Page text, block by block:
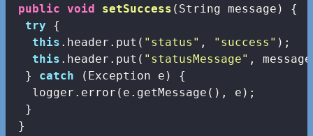
public void setSuccess (String message)
{
try {
this .header.put( "status" , "success" );
this .header.put( "statusMessage" ,
  }
catch (Exception e) {
   logger.error(e.getMessage(), e);
  }
}